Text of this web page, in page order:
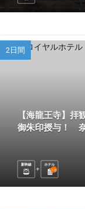
2日間
【海龍王寺】拝
御朱印授与！
新幹線
ホテル
1 泊